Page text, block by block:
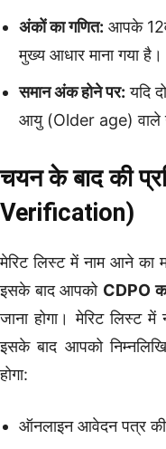
अंकों का गणित: आपके
मुख्य आधार माना गया है।
समान अंक होने पर: यदि
आयु (Older age) वाले
चयन के बाद की
Verification)
मेरिट लिस्ट में नाम आने का
इसके बाद आपको CDPO
जाना होगा। मेरिट लिस्ट
इसके बाद आपको
होगा:
ऑनलाइन आवेदन पत्र की